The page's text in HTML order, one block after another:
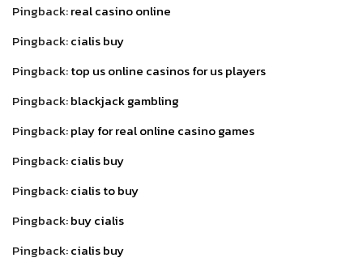
Pingback:real casino online
Pingback:cialis buy
Pingback:top us online casinos for us players
Pingback:blackjack gambling
Pingback:play for real online casino games
Pingback:cialis buy
Pingback:cialis to buy
Pingback:buy cialis
Pingback:cialis buy